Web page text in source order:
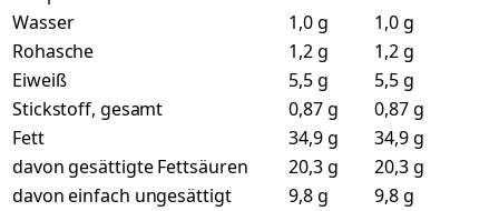
Wasser
1,0 g
1,0 g
Rohasche
1,2 g
1,2 g
Eiweiß
5,5 g
5,5 g
Stickstoff, gesamt
0,87 g
0,87 g
Fett
34,9 g
34,9 g
davon gesättigte Fettsäuren
20,3 g
20,3 g
davon einfach ungesättigt
9,8 g
9,8 g